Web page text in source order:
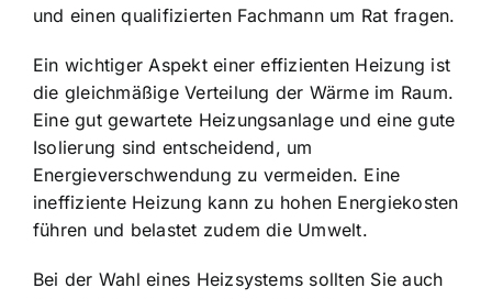
und einen qualifizierten Fachmann um Rat fragen.
Ein wichtiger Aspekt einer effizienten Heizung ist
die gleichmäßige Verteilung der Wärme im Raum.
Eine gut gewartete Heizungsanlage und eine gute
Isolierung sind entscheidend, um
Energieverschwendung zu vermeiden. Eine
ineffiziente Heizung kann zu hohen Energiekosten
führen und belastet zudem die Umwelt.
Bei der Wahl eines Heizsystems sollten Sie auch